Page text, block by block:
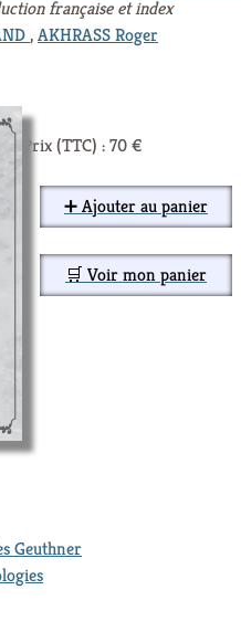
française et index
,AKHRASS Roger
Prix (TTC) : 70 €
➕ Ajouter au panier
🛒 Voir mon panier
Geuthner